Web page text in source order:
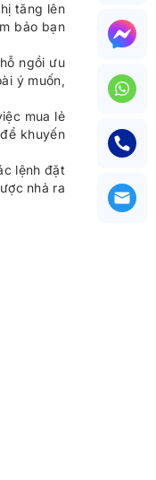
tăng lên
bảo bạn
ngồi ưu
ý muốn,
mua lẻ
khuyến
lệnh đặt
nhả ra